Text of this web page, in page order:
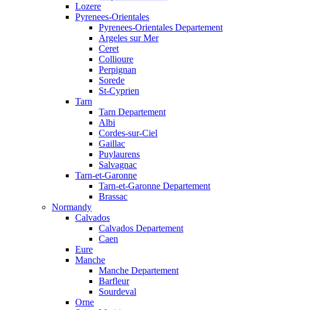
Lozere
Pyrenees-Orientales
Pyrenees-Orientales Departement
Argeles sur Mer
Ceret
Collioure
Perpignan
Sorede
St-Cyprien
Tarn
Tarn Departement
Albi
Cordes-sur-Ciel
Gaillac
Puylaurens
Salvagnac
Tarn-et-Garonne
Tarn-et-Garonne Departement
Brassac
Normandy
Calvados
Calvados Departement
Caen
Eure
Manche
Manche Departement
Barfleur
Sourdeval
Orne